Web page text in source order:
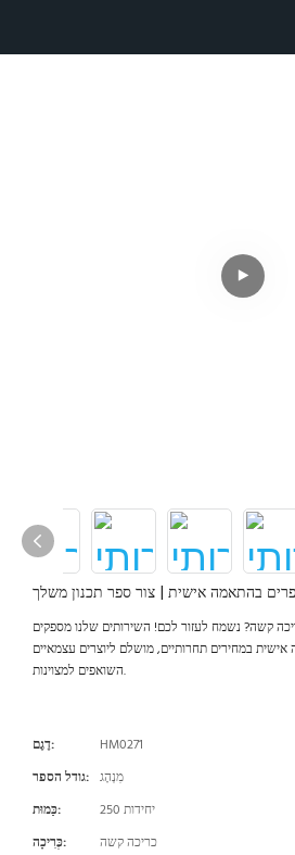
בהתאמה אישית | צור ספר תכנון משלך
קשה? נשמח לעזור לכם! השירותים שלנו מספקים
במחירים תחרותיים, מושלם ליוצרים עצמאיים
השואפים למצוינות.
דֶגֶם:
HM0271
גודל הספר: מִנְהָג
כַּמוּת:
250 יחידות
כְּרִיכָה:
כריכה קשה